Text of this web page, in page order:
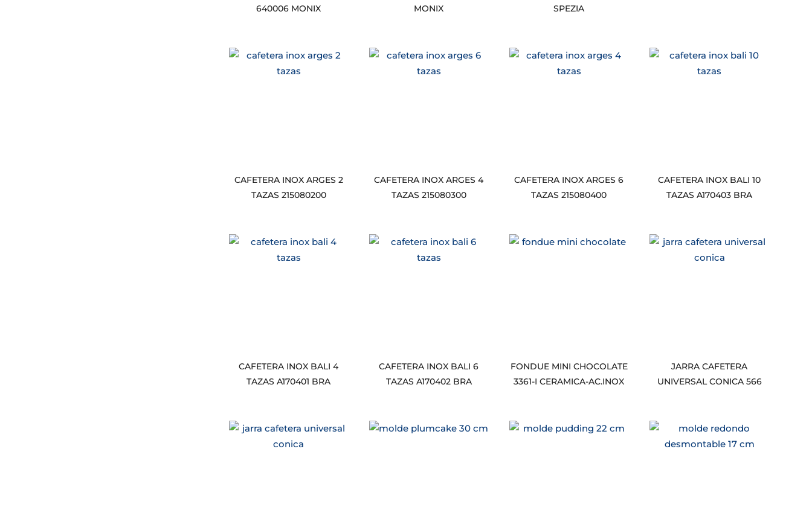
640006 MONIX
MONIX
SPEZIA
CAFETERA INOX ARGES 2
TAZAS 215080200
CAFETERA INOX ARGES 4
TAZAS 215080300
CAFETERA INOX ARGES 6
TAZAS 215080400
CAFETERA INOX BALI 10
TAZAS A170403 BRA
CAFETERA INOX BALI 4
TAZAS A170401 BRA
CAFETERA INOX BALI 6
TAZAS A170402 BRA
FONDUE MINI CHOCOLATE
3361-I CERAMICA-AC.INOX
JARRA CAFETERA
UNIVERSAL CONICA 566